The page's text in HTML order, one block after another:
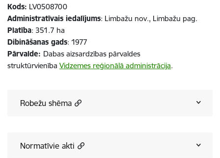
Kods: LV0508700
Administratīvais iedalījums: Limbažu nov., Limbažu pag.
Platība: 351.7 ha
Dibināšanas gads: 1977
Pārvalde: Dabas aizsardzības pārvaldes
struktūrvienība Vidzemes reģionālā administrācija.
Robežu shēma
Normatīvie akti